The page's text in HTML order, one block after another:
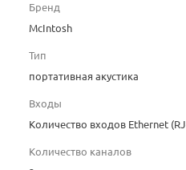
Бренд
McIntosh
Тип
портативная акустика
Входы
Количество входов Ethernet
Количество каналов